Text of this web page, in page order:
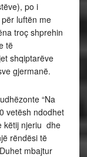
po i
luftën me
troç shprehin
të
shqiptarëve
gjermanë.
“Na
vetësh ndodhet
këtij njeriu dhe
rëndësi të
mbajtur